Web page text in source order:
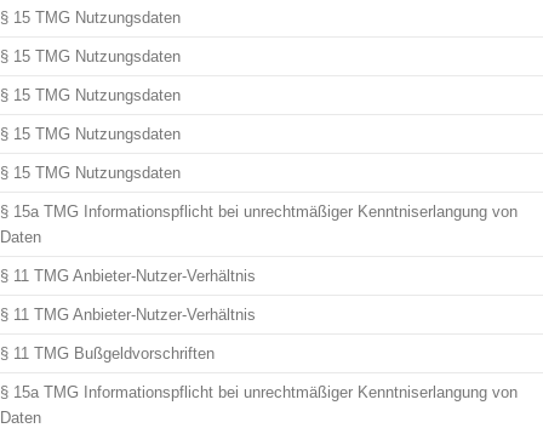
§ 15 TMG Nutzungsdaten
§ 15 TMG Nutzungsdaten
§ 15 TMG Nutzungsdaten
§ 15 TMG Nutzungsdaten
§ 15 TMG Nutzungsdaten
§ 15a TMG Informationspflicht bei unrechtmäßiger Kenntniserlangung von
Daten
§ 11 TMG Anbieter-Nutzer-Verhältnis
§ 11 TMG Anbieter-Nutzer-Verhältnis
§ 11 TMG Bußgeldvorschriften
§ 15a TMG Informationspflicht bei unrechtmäßiger Kenntniserlangung von
Daten